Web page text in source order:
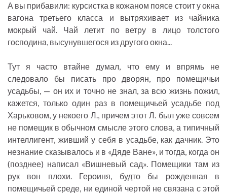
А вы прибавили: курсистка в кожаном поясе стоит у окна
вагона третьего класса и вытряхивает из чайника
мокрый чай. Чай летит по ветру в лицо толстого
господина, высунувшегося из другого окна...
Тут я часто втайне думал, что ему и впрямь не
следовало бы писать про дворян, про помещичьи
усадьбы, — он их и точно не знал, за всю жизнь пожил,
кажется, только один раз в помещичьей усадьбе под
Харьковом, у некоего Л., причем этот Л. был уже совсем
не помещик в обычном смысле этого слова, а типичный
интеллигент, живший у себя в усадьбе, как дачник. Это
незнание сказывалось и в «Дяде Ване», и тогда, когда он
(позднее) написал «Вишневый сад». Помещики там из
рук вон плохи. Героиня, будто бы рожденная в
помещичьей среде, ни единой чертой не связана с этой